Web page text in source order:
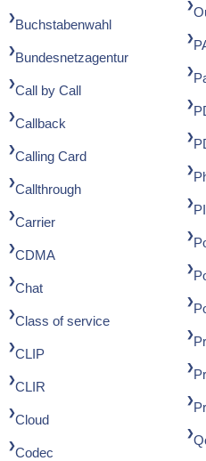
Buchstabenwahl
Bundesnetzagentur
Call by Call
Callback
Calling Card
Callthrough
Carrier
CDMA
Chat
Class of service
CLIP
CLIR
Cloud
Codec